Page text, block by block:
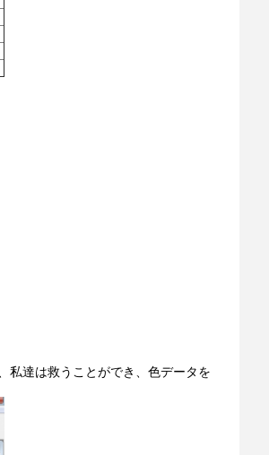
私達は救うことができ、色データを